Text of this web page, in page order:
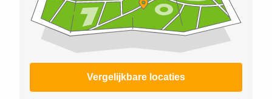
Bedrijfsruimte
Huren in
Nijmegen
Vergelijkbare locaties